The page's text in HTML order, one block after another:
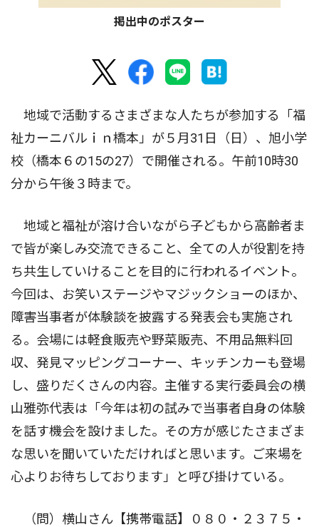
掲出中のポスター
地域で活動するさまざまな人たちが参加する「福
祉カーニバルｉｎ橋本」が５月31日（日）、旭小学
校（橋本６の15の27）で開催される。午前10時30
分から午後３時まで。
地域と福祉が溶け合いながら子どもから高齢者ま
で皆が楽しみ交流できること、全ての人が役割を持
ち共生していけることを目的に行われるイベント。
今回は、お笑いステージやマジックショーのほか、
障害当事者が体験談を披露する発表会も実施され
る。会場には軽食販売や野菜販売、不用品無料回
収、発見マッピングコーナー、キッチンカーも登場
し、盛りだくさんの内容。主催する実行委員会の横
山雅弥代表は「今年は初の試みで当事者自身の体験
を話す機会を設けました。その方が感じたさまざま
な思いを聞いていただければと思います。ご来場を
心よりお待ちしております」と呼び掛けている。
（問）横山さん【携帯電話】０８０・２３７５・